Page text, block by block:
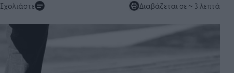
Σχολιάστε Διαβάζεται σε ~ 3 λεπτά